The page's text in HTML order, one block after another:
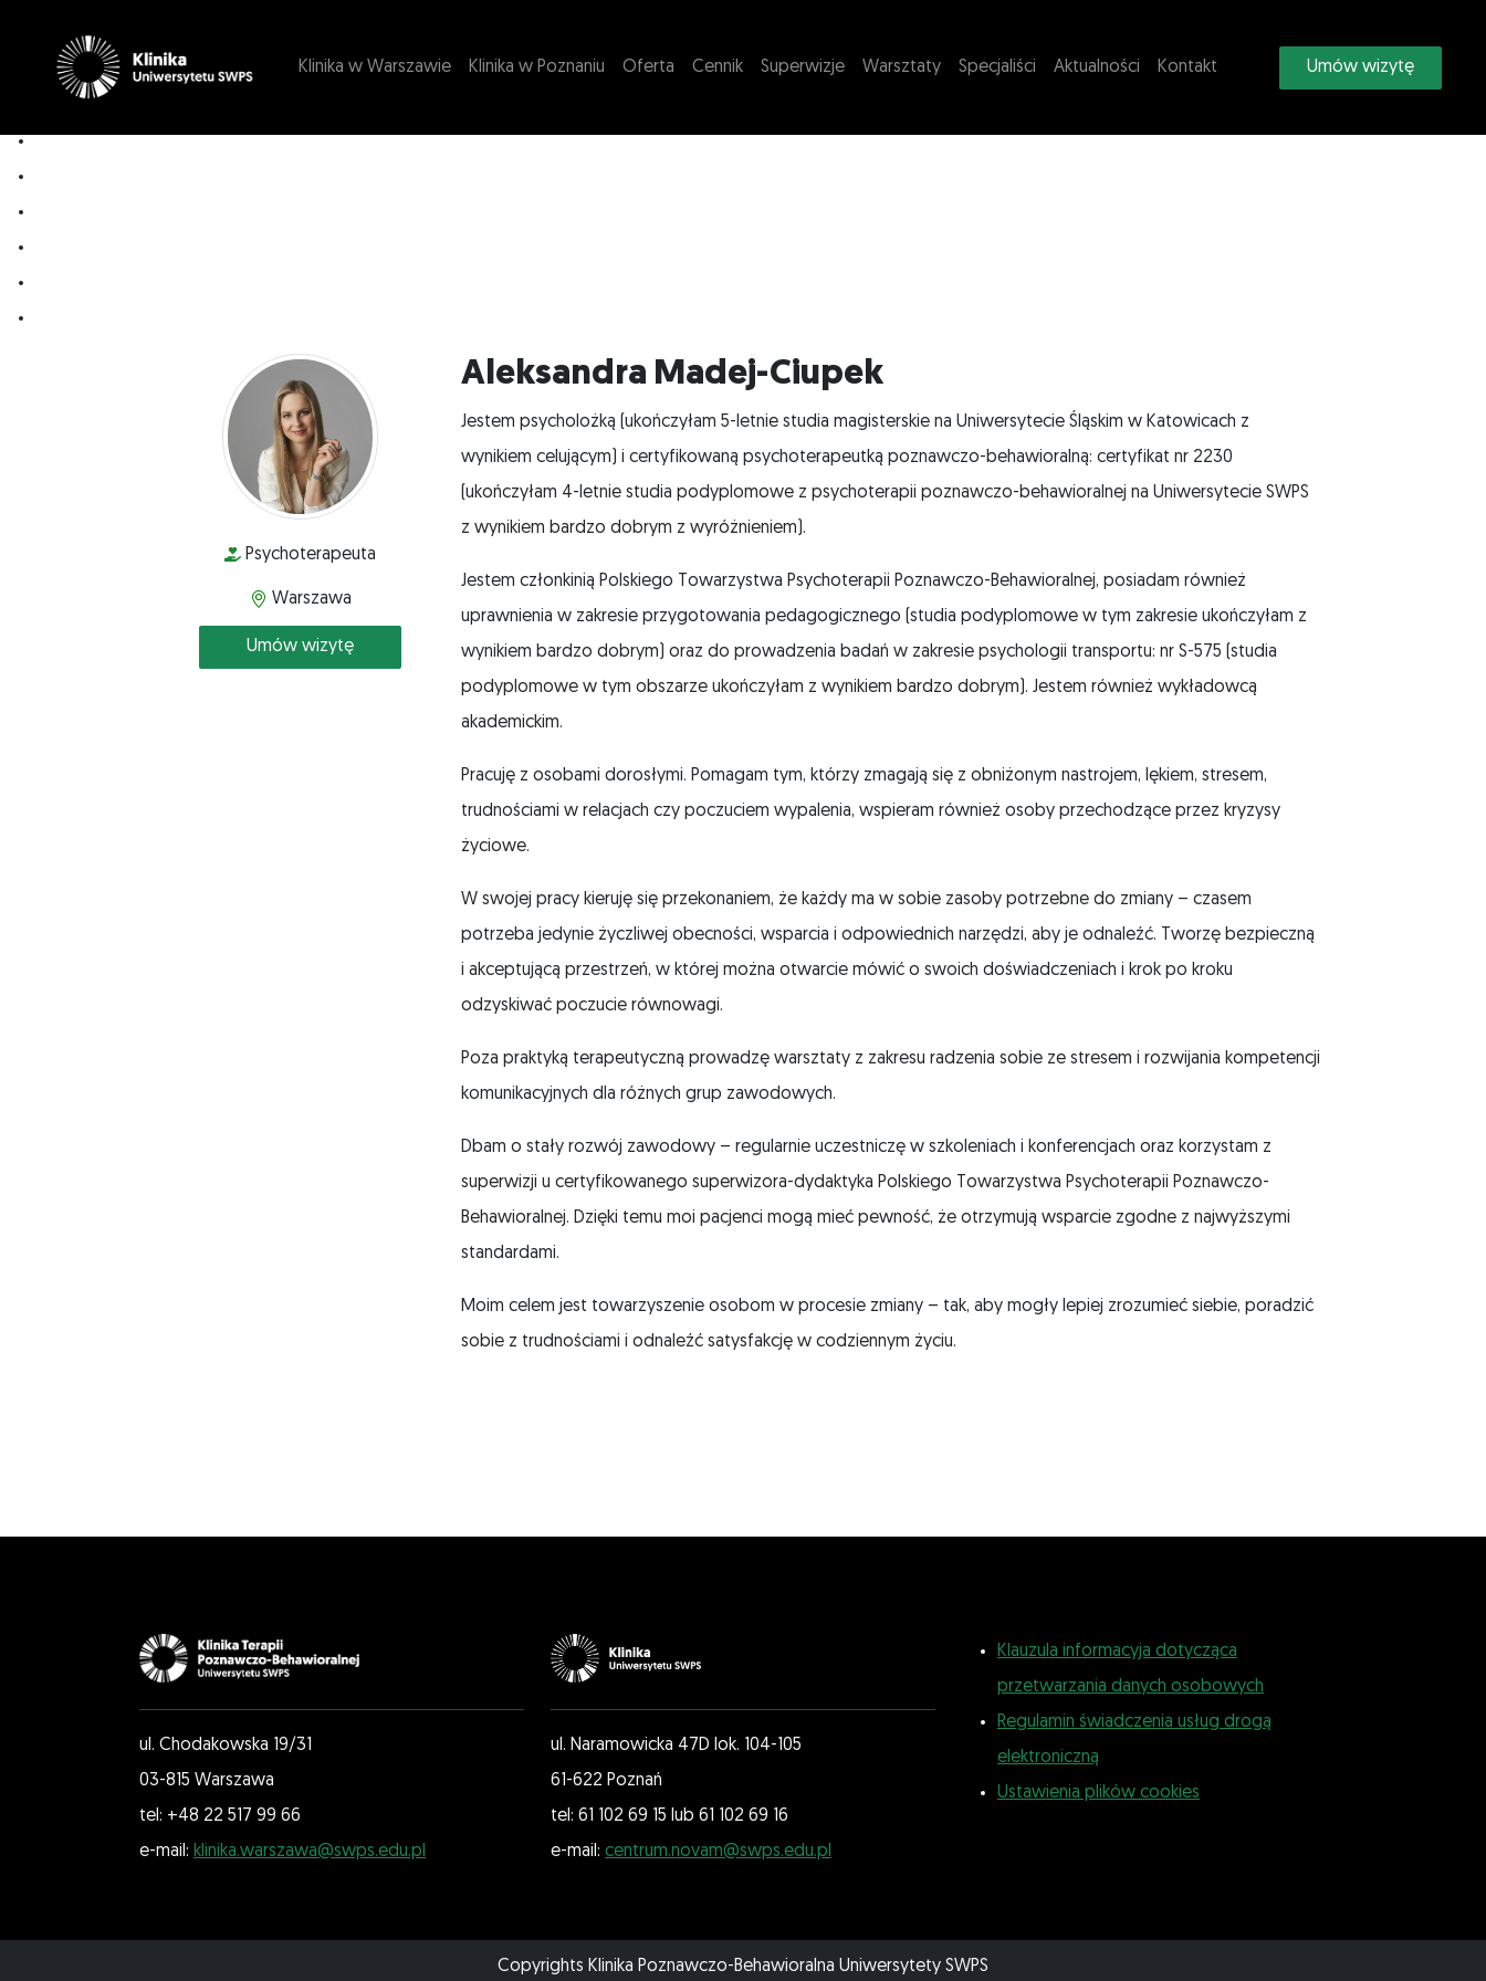
Klinika w Warszawie Klinika w Poznaniu Oferta Cennik Superwizje Warsztaty Specjaliści Aktualności Kontakt Umów wizytę
Psychologia
Psychoterapeuta
Warszawa
Umów wizytę
Aleksandra Madej-Ciupek
Jestem psycholożką (ukończyłam 5-letnie studia magisterskie na Uniwersytecie Śląskim w Katowicach z
wynikiem celującym) i certyfikowaną psychoterapeutką poznawczo-behawioralną: certyfikat nr 2230
(ukończyłam 4-letnie studia podyplomowe z psychoterapii poznawczo-behawioralnej na Uniwersytecie SWPS
z wynikiem bardzo dobrym z wyróżnieniem).
Jestem członkinią Polskiego Towarzystwa Psychoterapii Poznawczo-Behawioralnej, posiadam również
uprawnienia w zakresie przygotowania pedagogicznego (studia podyplomowe w tym zakresie ukończyłam z
wynikiem bardzo dobrym) oraz do prowadzenia badań w zakresie psychologii transportu: nr S-575 (studia
podyplomowe w tym obszarze ukończyłam z wynikiem bardzo dobrym). Jestem również wykładowcą
akademickim.
Pracuję z osobami dorosłymi. Pomagam tym, którzy zmagają się z obniżonym nastrojem, lękiem, stresem,
trudnościami w relacjach czy poczuciem wypalenia, wspieram również osoby przechodzące przez kryzysy
życiowe.
W swojej pracy kieruję się przekonaniem, że każdy ma w sobie zasoby potrzebne do zmiany – czasem
potrzeba jedynie życzliwej obecności, wsparcia i odpowiednich narzędzi, aby je odnaleźć. Tworzę bezpieczną
i akceptującą przestrzeń, w której można otwarcie mówić o swoich doświadczeniach i krok po kroku
odzyskiwać poczucie równowagi.
Poza praktyką terapeutyczną prowadzę warsztaty z zakresu radzenia sobie ze stresem i rozwijania kompetencji
komunikacyjnych dla różnych grup zawodowych.
Dbam o stały rozwój zawodowy – regularnie uczestniczę w szkoleniach i konferencjach oraz korzystam z
superwizji u certyfikowanego superwizora-dydaktyka Polskiego Towarzystwa Psychoterapii Poznawczo-
Behawioralnej. Dzięki temu moi pacjenci mogą mieć pewność, że otrzymują wsparcie zgodne z najwyższymi
standardami.
Moim celem jest towarzyszenie osobom w procesie zmiany – tak, aby mogły lepiej zrozumieć siebie, poradzić
sobie z trudnościami i odnaleźć satysfakcję w codziennym życiu.
ul. Chodakowska 19/31
03-815 Warszawa
tel: +48 22 517 99 66
e-mail: klinika.warszawa@swps.edu.pl
ul. Naramowicka 47D lok. 104-105
61-622 Poznań
tel: 61 102 69 15 lub 61 102 69 16
e-mail: centrum.novam@swps.edu.pl
Klauzula informacyja dotycząca
przetwarzania danych osobowych
Regulamin świadczenia usług drogą
elektroniczną
Ustawienia plików cookies
Copyrights Klinika Poznawczo-Behawioralna Uniwersytety SWPS